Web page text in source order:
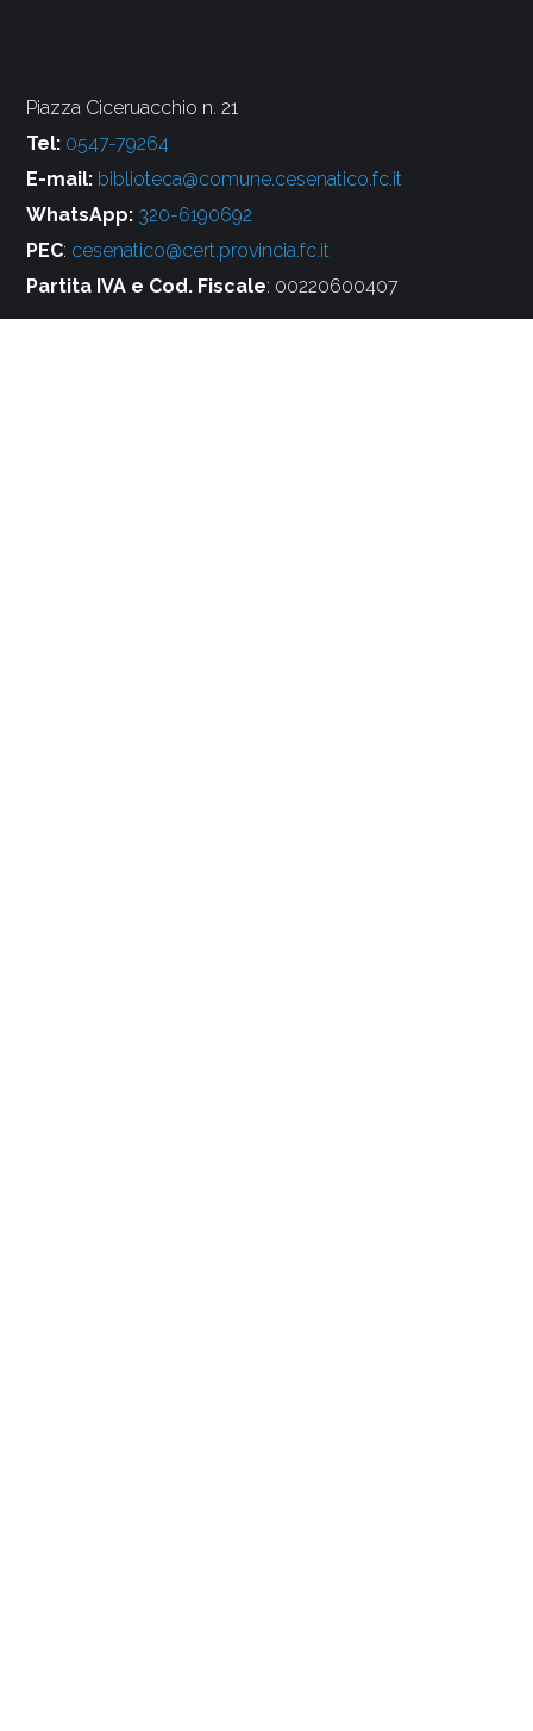
Piazza Ciceruacchio n. 21
Tel: 0547-79264
E-mail: biblioteca@comune.cesenatico.fc.it
WhatsApp: 320-6190692
PEC: cesenatico@cert.provincia.fc.it
Partita IVA e Cod. Fiscale: 00220600407